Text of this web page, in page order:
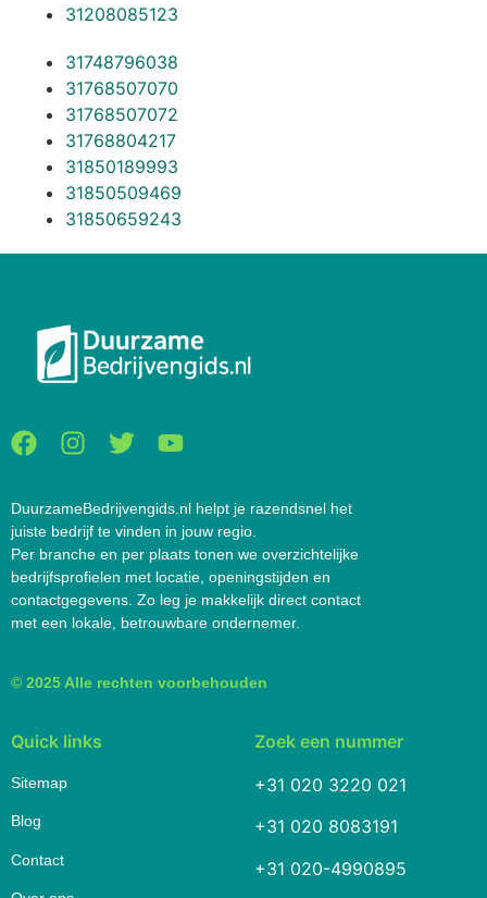
31208085123
31748796038
31768507070
31768507072
31768804217
31850189993
31850509469
31850659243
DuurzameBedrijvengids.nl helpt je razendsnel het
juiste bedrijf te vinden in jouw regio.
Per branche en per plaats tonen we overzichtelijke
bedrijfsprofielen met locatie, openingstijden en
contactgegevens. Zo leg je makkelijk direct contact
met een lokale, betrouwbare ondernemer.
© 2025 Alle rechten voorbehouden
Quick links
Sitemap
Blog
Contact
Zoek een nummer
+31 020 3220 021
+31 020 8083191
+31 020-4990895